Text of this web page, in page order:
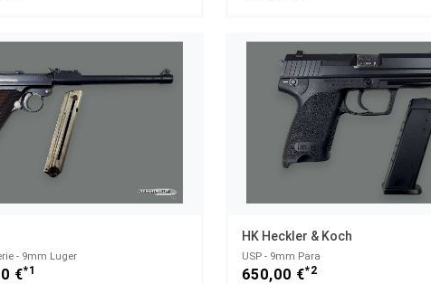
- 9mm Luger
€*1
HK Heckler & Koch
USP - 9mm Para
650,00 €*2